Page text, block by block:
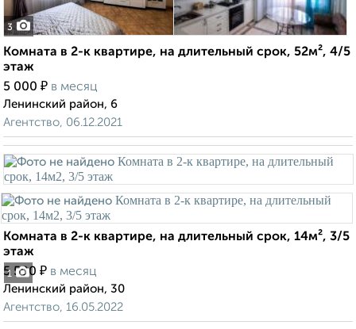
3
Комната в 2-к квартире, на длительный срок, 52м², 4/5
этаж
5 000 ₽ в месяц
Ленинский район, 6
Агентство, 06.12.2021
1
Комната в 2-к квартире, на длительный срок, 14м², 3/5
этаж
5 500 ₽ в месяц
Ленинский район, 30
Агентство, 16.05.2022